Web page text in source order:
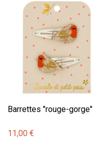
Barrettes "rouge-gorge"
11,00 €